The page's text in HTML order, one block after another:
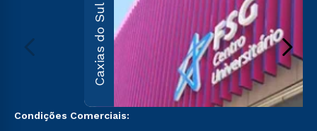
Caxias do Sul
Condições Comerciais: